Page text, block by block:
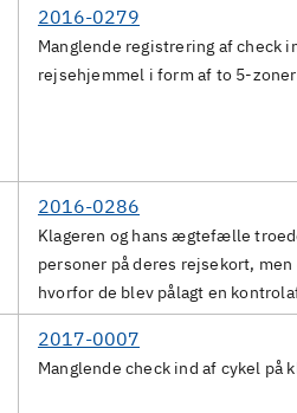
2016-0279
Manglende registrering af check
rejsehjemmel i form af to 5-
2016-0286
Klageren og hans ægtefælle
personer på deres rejsekort,
hvorfor de blev pålagt en
2017-0007
Manglende check ind af cykel på